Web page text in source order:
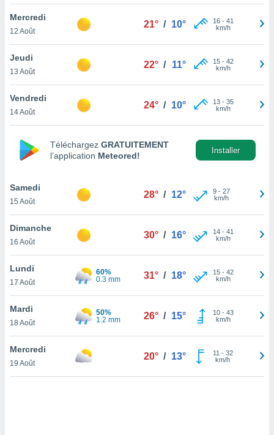
de
le
ainsi
un
votre
à
en
le
de
web.
Mercredi
12 Août
21° / 10° 16- 41
km/h
Jeudi
13 Août
22° / 11° 15- 42
km/h
Vendredi
14 Août
24° / 10° 13- 35
km/h
Téléchargez GRATUITEMENT
l’application Meteored!
Installer
Samedi
15 Août
28° / 12° 9- 27
km/h
Dimanche
16 Août
30° / 16° 14- 41
km/h
Lundi
17 Août
60%
0.3 mm
31° / 18° 15- 42
km/h
Mardi
18 Août
50%
1.2 mm
26° / 15° 10- 43
km/h
Mercredi
19 Août
20° / 13° 11 - 32
km/h